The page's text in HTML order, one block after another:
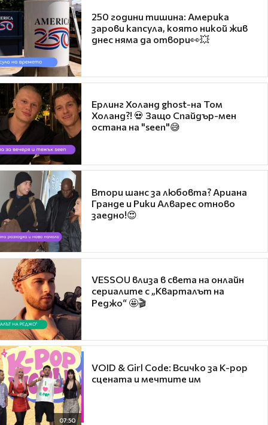
250 години тишина: Америка
зарови капсула, която никой жив
днес няма да отвори👀💥
Ерлинг Холанд ghost-на Том
Холанд?! 💀 Защо Спайдър-мен
остана на "seen"😅
Втори шанс за любовта? Ариана
Гранде и Рики Алварес отново
заедно!😍
VESSOU влиза в света на онлайн
сериалите с „Кварталът на
Реджо“ 🤩🎬
07:50
VOID & Girl Code: Всичко за K-pop
сцената и мечтите им